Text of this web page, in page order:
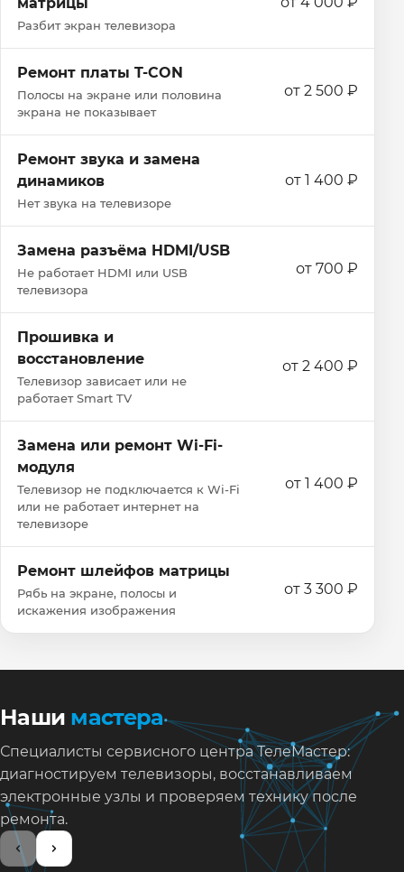
Разбит экран телевизора
Ремонт платы T-CON
Полосы на экране или половина
экрана не показывает
от 2 500 ₽
Ремонт звука и замена
динамиков
Нет звука на телевизоре
от 1 400 ₽
Замена разъёма HDMI/USB
Не работает HDMI или USB
телевизора
от 700 ₽
Прошивка и
восстановление
Телевизор зависает или не
работает Smart TV
от 2 400 ₽
Замена или ремонт Wi‑Fi-
модуля
Телевизор не подключается к Wi‑Fi
или не работает интернет на
телевизоре
от 1 400 ₽
Ремонт шлейфов матрицы
Рябь на экране, полосы и
искажения изображения
от 3 300 ₽
Наши мастера
Специалисты сервисного центра ТелеМастер:
диагностируем телевизоры, восстанавливаем
электронные узлы и проверяем технику после
ремонта.